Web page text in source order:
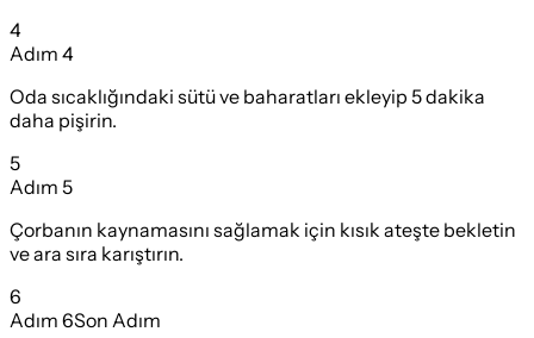
4
Adım 4
Oda sıcaklığındaki sütü ve baharatları ekleyip 5 dakika
daha pişirin.
5
Adım 5
Çorbanın kaynamasını sağlamak için kısık ateşte bekletin
ve ara sıra karıştırın.
6
Adım 6Son Adım